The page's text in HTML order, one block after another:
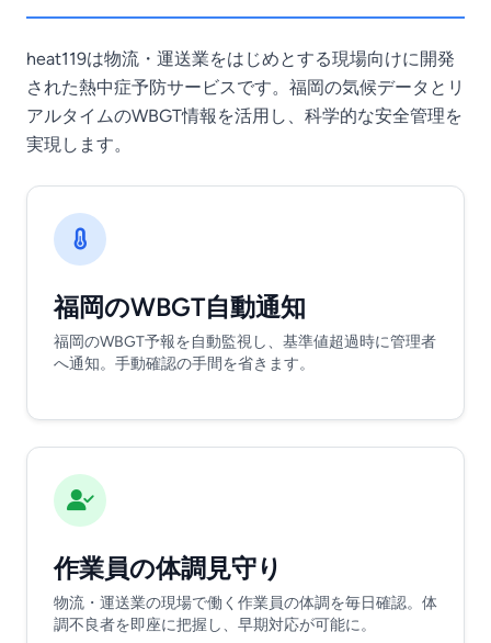
heat119は物流・運送業をはじめとする現場向けに開発
された熱中症予防サービスです。福岡の気候データとリ
アルタイムのWBGT情報を活用し、科学的な安全管理を
実現します。
福岡のWBGT自動通知
福岡のWBGT予報を自動監視し、基準値超過時に管理者
へ通知。手動確認の手間を省きます。
作業員の体調見守り
物流・運送業の現場で働く作業員の体調を毎日確認。体
調不良者を即座に把握し、早期対応が可能に。